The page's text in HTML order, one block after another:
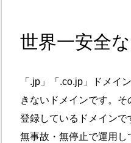
世界一安全
「.jp」「.co.jp」ドメイ
きないドメインです。
登録しているドメイン
無事故・無停止で運用し